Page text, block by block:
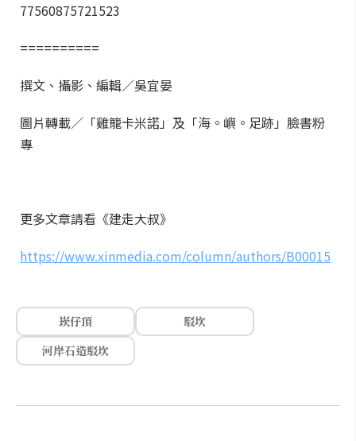
77560875721523
==========
撰文、攝影、編輯／吳宜晏
圖片轉載／「雞籠卡米諾」及「海。嶼。足跡」臉書粉
專
更多文章請看《建走大叔》
https://www.xinmedia.com/column/authors/B00015
崁仔頂
駁坎
河岸石造駁坎